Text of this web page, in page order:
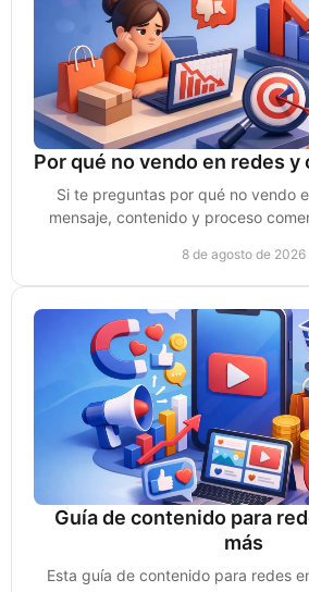
Por qué no vendo en redes
Si te preguntas por qué no vendo
mensaje, contenido y proceso
8 de agosto de 2026
Guía de contenido para
más
Esta guía de contenido para redes